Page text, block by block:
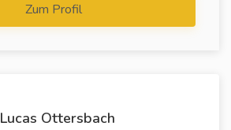
Zum Profil
Lucas Ottersbach